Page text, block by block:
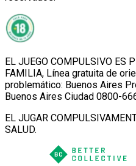
EL JUEGO COMPULSIVO ES
FAMILIA, Línea gratuita de
problemático: Buenos Aires
Buenos Aires Ciudad 0800-
EL JUGAR
SALUD.